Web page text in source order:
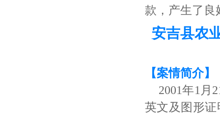
款，产生了良
安吉县农
【案情简介】
2001年1月
英文及图形证